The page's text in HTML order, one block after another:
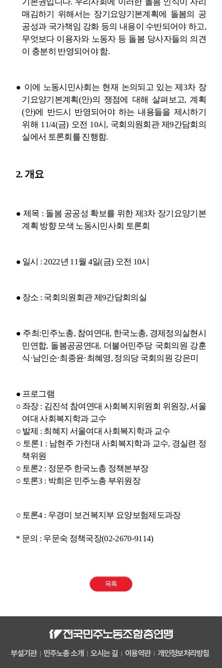
매김하기 위해서는 장기요양기본계획에 돌봄의 공
공성과 국가책임 강화 등의 내용이 수반되어야 하고,
무엇보다 이용자와 노동자 등 돌봄 당사자들의 의견
이 충분히 반영되어야 함.
● 이에 노동시민사회는 현재 논의되고 있는 제3차 장
기요양기본계획(안)의 쟁점에 대해 살펴보고,계획
(안)에 반드시 반영되어야 하는 내용들을 제시하기
위해 11/4(금) 오전 10시, 국회의원회관 제9간담회의
실에서 토론회를 진행함.
2. 개요
● 제목 : 돌봄 공공성 확보를 위한 제3차 장기요양기본
계획 방향 모색 노동시민사회 토론회
● 일시 : 2022년 11월 4일(금) 오전 10시
● 장소 : 국회의원회관 제9간담회의실
● 주최:민주노총, 참여연대, 한국노총, 경제정의실현시
민연합, 돌봄공공연대, 더불어민주당 국회의원 강훈
식 ·남인순·최종윤·최혜영,정의당 국회의원 강은미
● 프로그램
○ 좌장 : 김진석 참여연대 사회복지위원회 위원장,서울
여대 사회복지학과 교수
○ 발제 : 최혜지 서울여대 사회복지학과 교수
○ 토론1 : 남현주 가천대 사회복지학과 교수, 경실련 정
책위원
○ 토론2 : 정문주 한국노총 정책본부장
○ 토론3 : 박희은 민주노총 부위원장
○ 토론4 : 우경미 보건복지부 요양보험제도과장
* 문의 : 우문숙 정책국장(02-2670-9114)
목록
부설기관 민주노총 소개 오시는 길 이용약관 개인정보처리방침